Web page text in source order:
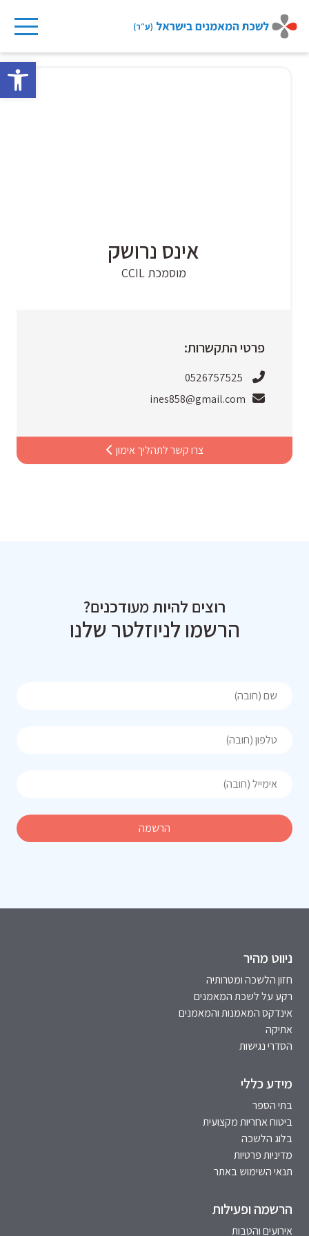
to
אינס נרושק
מוסמכת CCIL
פרטי התקשרות:
0526757525
ines858@gmail.com
צרו קשר לתהליך אימון
רוצים להיות מעודכנים?
הרשמו לניוזלטר שלנו
ניווט מהיר
חזון הלשכה ומטרותיה
רקע על לשכת המאמנים
אינדקס המאמנות והמאמנים
אתיקה
הסדרי נגישות
מידע כללי
בתי הספר
ביטוח אחריות מקצועית
בלוג הלשכה
מדיניות פרטיות
תנאי השימוש באתר
הרשמה ופעילות
אירועים והטבות